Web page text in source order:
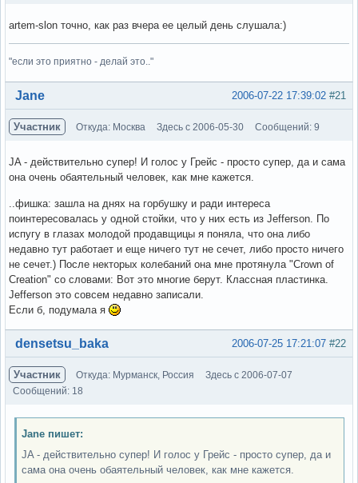
artem-slon точно, как раз вчера ее целый день слушала:)
"если это приятно - делай это.."
Вне форума #21
2006-07-22 17:39:02
Jane
Участник Откуда: Москва Здесь с 2006-05-30 Сообщений: 9
JA - действительно супер! И голос у Грейс - просто супер, да и сама
она очень обаятельный человек, как мне кажется.
..фишка: зашла на днях на горбушку и ради интереса
поинтересовалась у одной стойки, что у них есть из Jefferson. По
испугу в глазах молодой продавщицы я поняла, что она либо
недавно тут работает и еще ничего тут не сечет, либо просто ничего
не сечет.) После некторых колебаний она мне протянула "Crown of
Creation" со словами: Вот это многие берут. Классная пластинка.
Jefferson это совсем недавно записали.
Если б, подумала я
Вне форума #22
2006-07-25 17:21:07
densetsu_baka
Участник Откуда: Мурманск, Россия
Здесь с 2006-07-07
Сообщений: 18
Jane пишет:
JA - действительно супер! И голос у Грейс - просто супер, да и
сама она очень обаятельный человек, как мне кажется.